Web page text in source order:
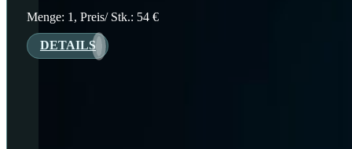
Menge: 1, Preis/ Stk.: 54 €
DETAILS